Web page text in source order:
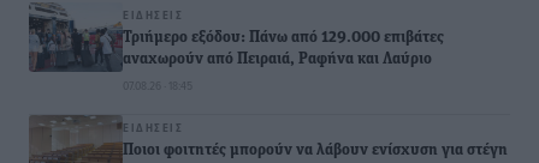
ΕΙΔΉΣΕΙΣ
Τριήμερο εξόδου: Πάνω από 129.000 επιβάτες
αναχωρούν από Πειραιά, Ραφήνα και Λαύριο
07.08.26 · 18:45
ΕΙΔΉΣΕΙΣ
Ποιοι φοιτητές μπορούν να λάβουν ενίσχυση για στέγη